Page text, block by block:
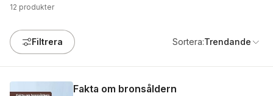
12 produkter
Filtrera Sortera:Trendande
Fakta om bronsåldern